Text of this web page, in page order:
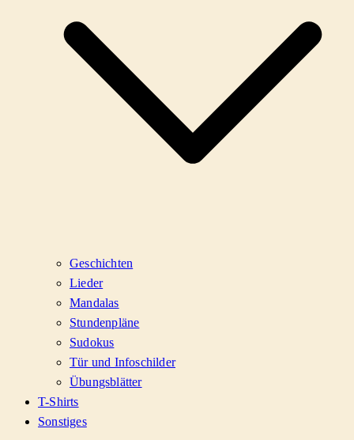
Geschichten
Lieder
Mandalas
Stundenpläne
Sudokus
Tür und Infoschilder
Übungsblätter
T-Shirts
Sonstiges